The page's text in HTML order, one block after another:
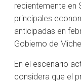
recientemente en
principales
anticipadas en
Gobierno de
En el escenario
considera que el